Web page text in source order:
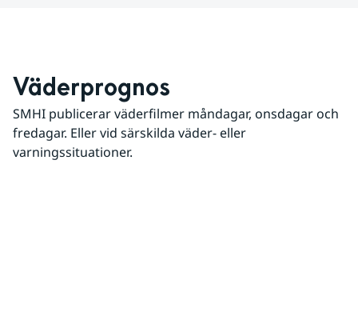
Väderprognos
SMHI publicerar väderfilmer måndagar, onsdagar och
fredagar. Eller vid särskilda väder- eller
varningssituationer.